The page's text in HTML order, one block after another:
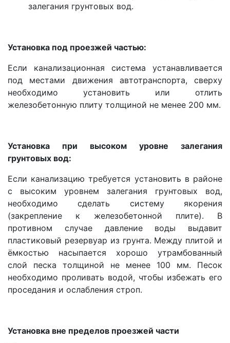
залегания грунтовых вод.
Установка под проезжей частью:
Если канализационная система устанавливается
под местами движения автотранспорта, сверху
необходимо установить или отлить
железобетонную плиту толщиной не менее 200 мм.
Установка при высоком уровне залегания
грунтовых вод:
Если канализацию требуется установить в районе
с высоким уровнем залегания грунтовых вод,
необходимо сделать систему якорения
(закрепление к железобетонной плите). В
противном случае давление воды выдавит
пластиковый резервуар из грунта. Между плитой и
ёмкостью насыпается хорошо утрамбованный
слой песка толщиной не менее 100 мм. Песок
необходимо проливать водой, чтобы избежать его
проседания и ослабления строп.
Установка вне пределов проезжей части